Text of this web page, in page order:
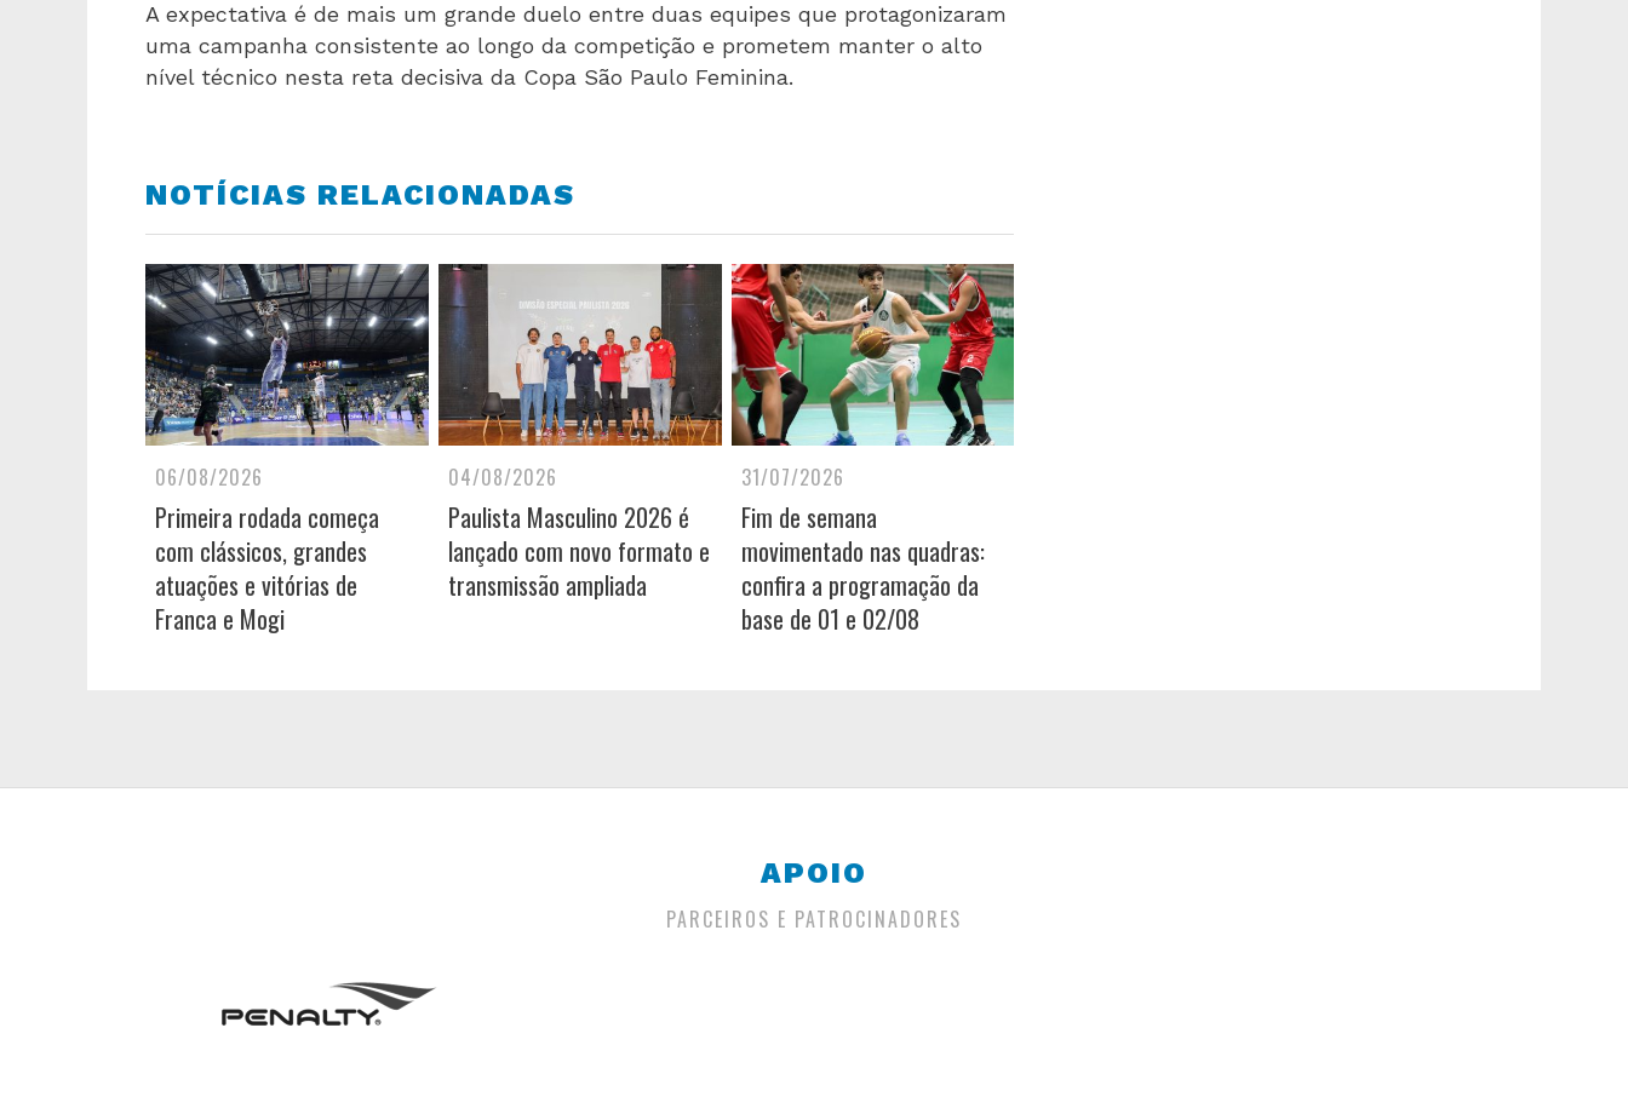
A expectativa é de mais um grande duelo entre duas equipes que protagonizaram
uma campanha consistente ao longo da competição e prometem manter o alto
nível técnico nesta reta decisiva da Copa São Paulo Feminina.
NOTÍCIAS RELACIONADAS
06/08/2026
Primeira rodada começa
com clássicos, grandes
atuações e vitórias de
Franca e Mogi
04/08/2026
Paulista Masculino 2026 é
lançado com novo formato e
transmissão ampliada
31/07/2026
Fim de semana
movimentado nas quadras:
confira a programação da
base de 01 e 02/08
APOIO
PARCEIROS E PATROCINADORES